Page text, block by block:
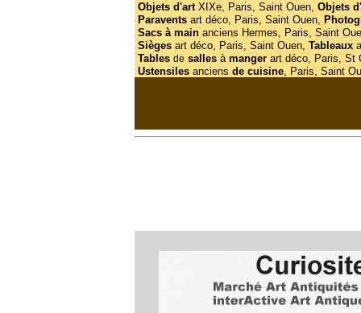
Objets d'art XIXe, Paris, Saint Ouen, Objets
Paravents art déco, Paris, Saint Ouen,
Sacs à mainanciens Hermes, Paris, Saint
Sièges art déco, Paris, Saint Ouen, Tableaux
Tables de salles àmanger art déco, Paris, St
Ustensiles anciens de cuisine, Paris, Saint